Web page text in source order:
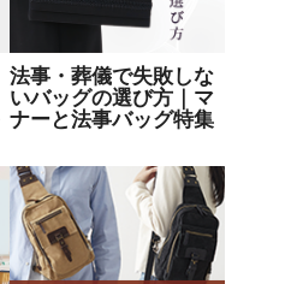
法事・葬儀で失敗しな
いバッグの選び方｜マ
ナーと法事バッグ特集